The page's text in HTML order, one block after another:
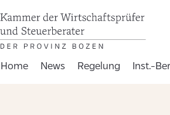
Home News Regelung Inst.-